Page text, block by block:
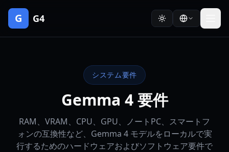
G G4
システム要件
Gemma 4 要件
RAM、VRAM、CPU、GPU、ノートPC、スマートフ
ォンの互換性など、Gemma 4 モデルをローカルで実
行するためのハードウェアおよびソフトウェア要件で